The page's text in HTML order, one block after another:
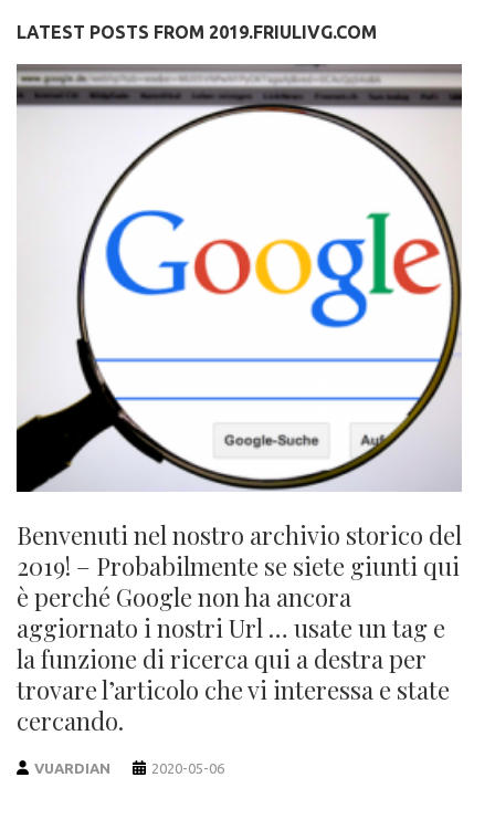
LATEST POSTS FROM 2019.FRIULIVG.COM
Benvenuti nel nostro archivio storico del
2019! – Probabilmente se siete giunti qui
è perché Google non ha ancora
aggiornato i nostri Url … usate un tag e
la funzione di ricerca qui a destra per
trovare l’articolo che vi interessa e state
cercando.
VUARDIAN 2020-05-06